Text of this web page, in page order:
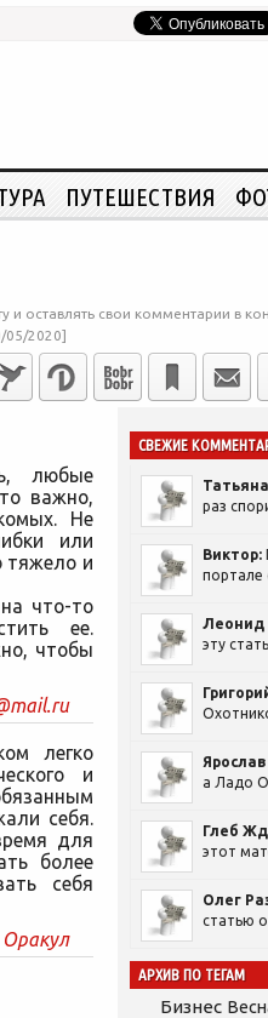
ПУТЕШЕСТВИЯ
и оставлять свои комментарии в
05/2020]
любые
важно,
Не
или
тяжело и
что-то
ее.
чтобы
легко
и
себя.
для
более
себя
Оракул
СВЕЖИЕ
раз
Виктор:
портале
Леонид
эту
а Ладо
Глеб
этот
Олег
статью
АРХИВ ПО ТЕГАМ
Бизнес